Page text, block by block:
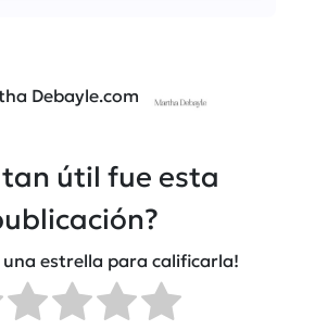
Debayle.com
tan útil fue esta
una estrella para calificarla!